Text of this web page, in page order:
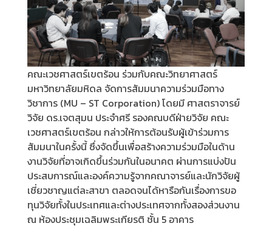
คณะเวชศาสตร์เขตร้อน ร่วมกับคณะวิทยาศาสตร์
มหาวิทยาลัยมหิดล จัดการสัมมนาความร่วมมือทาง
วิชาการ (MU – ST Corporation) โดยมี ศาสตราจารย์
วิจัย ดร.เจตสุมน ประจำศรี รองคณบดีฝ่ายวิจัย คณะ
เวชศาสตร์เขตร้อน กล่าวให้การต้อนรับผู้เข้าร่วมการ
สัมมนาในครั้งนี้ ซึ่งจัดขึ้นเพื่อสร้างความร่วมมือในด้าน
งานวิจัยที่อาจเกิดขึ้นร่วมกันในอนาคต ผ่านการแบ่งปัน
ประสบการณ์และองค์ความรู้จากคณาจารย์และนักวิจัยผู้
เชี่ยวชาญแต่ละสาขา ตลอดจนได้หารือกันเรื่องการขอ
ทุนวิจัยทั้งในประเทศและต่างประเทศจากทั้งสองส่วนงาน
ณ ห้องประชุมเฉลิมพระเกียรติ ชั้น 5 อาคาร